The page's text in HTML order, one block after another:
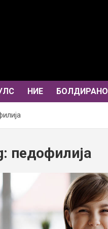
НИЕ БОЛДИРАНО
педофилија